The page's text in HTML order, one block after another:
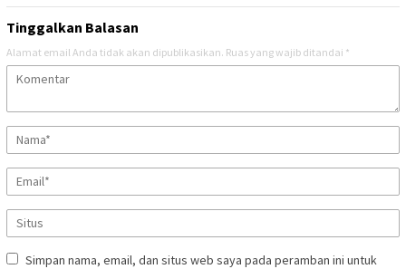
Tinggalkan Balasan
Alamat email Anda tidak akan dipublikasikan. Ruas yang wajib ditandai *
Simpan nama, email, dan situs web saya pada peramban ini untuk